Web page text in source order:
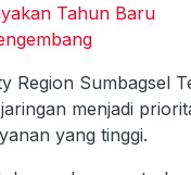
Tahun Baru
Sumbagsel
menjadi
yang tinggi.